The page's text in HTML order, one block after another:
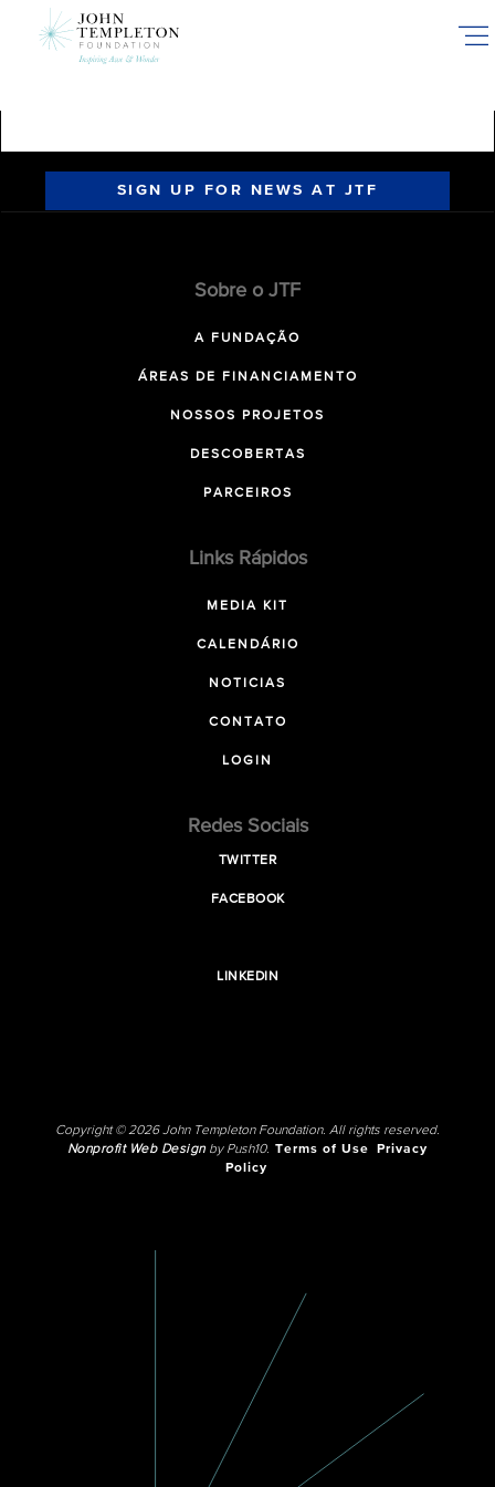
SIGN UP FOR NEWS AT JTF
Sobre o JTF
A FUNDAÇÃO
ÁREAS DE FINANCIAMENTO
NOSSOS PROJETOS
DESCOBERTAS
PARCEIROS
Links Rápidos
MEDIA KIT
CALENDÁRIO
NOTICIAS
CONTATO
LOGIN
Redes Sociais
TWITTER
FACEBOOK
LINKEDIN
Copyright © 2026 John Templeton Foundation. All rights reserved.
Nonprofit Web Designby Push10. Terms of Use
Privacy
Policy